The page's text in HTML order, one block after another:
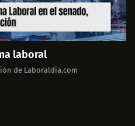
laboral
de Laboraldia.com